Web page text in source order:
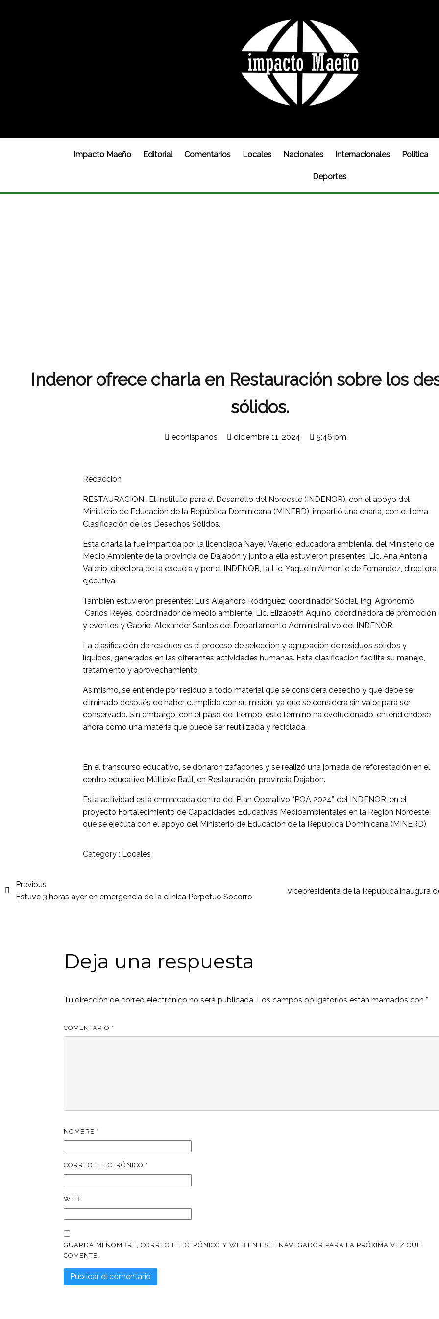
Impacto Maeño Editorial Comentarios Locales Nacionales Internacionales Politica
Deportes
Indenor ofrece charla en Restauración sobre los
sólidos.
ecohispanos diciembre 11, 2024 5:46 pm
Redacción
RESTAURACION.-El Instituto para el Desarrollo del Noroeste (INDENOR), con el apoyo del
Ministerio de Educación de la República Dominicana (MINERD), impartió una charla, con el tema
Clasificación de los Desechos Sólidos.
Esta charla la fue impartida por la licenciada Nayeli Valerio, educadora ambiental del Ministerio de
Medio Ambiente de la provincia de Dajabón y junto a ella estuvieron presentes, Lic. Ana Antonia
Valerio, directora de la escuela y por el INDENOR, la Lic. Yaquelin Almonte de Fernández, directora
ejecutiva.
También estuvieron presentes: Luis Alejandro Rodríguez, coordinador Social, Ing. Agrónomo
Carlos Reyes, coordinador de medio ambiente, Lic. Elizabeth Aquino, coordinadora de promoción
y eventos y Gabriel Alexander Santos del Departamento Administrativo del INDENOR.
La clasificación de residuos es el proceso de selección y agrupación de residuos sólidos y
líquidos, generados en las diferentes actividades humanas. Esta clasificación facilita su manejo,
tratamiento y aprovechamiento
Asimismo, se entiende por residuo a todo material que se considera desecho y que debe ser
eliminado después de haber cumplido con su misión, ya que se considera sin valor para ser
conservado. Sin embargo, con el paso del tiempo, este término ha evolucionado, entendiéndose
ahora como una materia que puede ser reutilizada y reciclada.
En el transcurso educativo, se donaron zafacones y se realizó una jornada de reforestación en el
centro educativo Múltiple Baúl, en Restauración, provincia Dajabón.
Esta actividad está enmarcada dentro del Plan Operativo “POA 2024”, del INDENOR, en el
proyecto Fortalecimiento de Capacidades Educativas Medioambientales en la Región Noroeste,
que se ejecuta con el apoyo del Ministerio de Educación de la República Dominicana (MINERD).
Category : Locales
Previous
Estuve 3 horas ayer en emergencia de la clínica Perpetuo Socorro
vicepresidenta de la República,inaugura
Deja una respuesta
Tu dirección de correo electrónico no será publicada. Los campos obligatorios están marcados con*
COMENTARIO *
NOMBRE *
CORREO ELECTRÓNICO *
WEB
GUARDA MI NOMBRE, CORREO ELECTRÓNICO Y WEB EN ESTE NAVEGADOR PARA LA PRÓXIMA VEZ QUE
COMENTE.